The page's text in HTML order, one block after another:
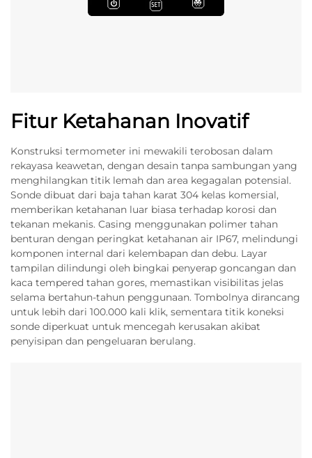
Fitur Ketahanan Inovatif
Konstruksi termometer ini mewakili terobosan dalam
rekayasa keawetan, dengan desain tanpa sambungan yang
menghilangkan titik lemah dan area kegagalan potensial.
Sonde dibuat dari baja tahan karat 304 kelas komersial,
memberikan ketahanan luar biasa terhadap korosi dan
tekanan mekanis. Casing menggunakan polimer tahan
benturan dengan peringkat ketahanan air IP67, melindungi
komponen internal dari kelembapan dan debu. Layar
tampilan dilindungi oleh bingkai penyerap goncangan dan
kaca tempered tahan gores, memastikan visibilitas jelas
selama bertahun-tahun penggunaan. Tombolnya dirancang
untuk lebih dari 100.000 kali klik, sementara titik koneksi
sonde diperkuat untuk mencegah kerusakan akibat
penyisipan dan pengeluaran berulang.